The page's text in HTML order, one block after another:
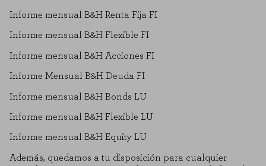
Informe mensual B&H Renta Fija FI
Informe mensual B&H Flexible FI
Informe mensual B&H Acciones FI
Informe Mensual B&H Deuda FI
Informe mensual B&H Bonds LU
Informe mensual B&H Flexible LU
Informe mensual B&H Equity LU
Además, quedamos a tu disposición para cualquier